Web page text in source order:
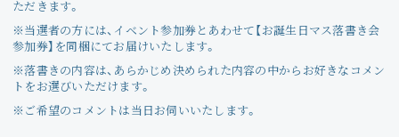
ただきます。
※当選者の方には、イベント参加券とあわせて【お誕生日マス落書き会
参加券】を同梱にてお届けいたします。
※落書きの内容は、あらかじめ決められた内容の中からお好きなコメン
トをお選びいただけます。
※ご希望のコメントは当日お伺いいたします。